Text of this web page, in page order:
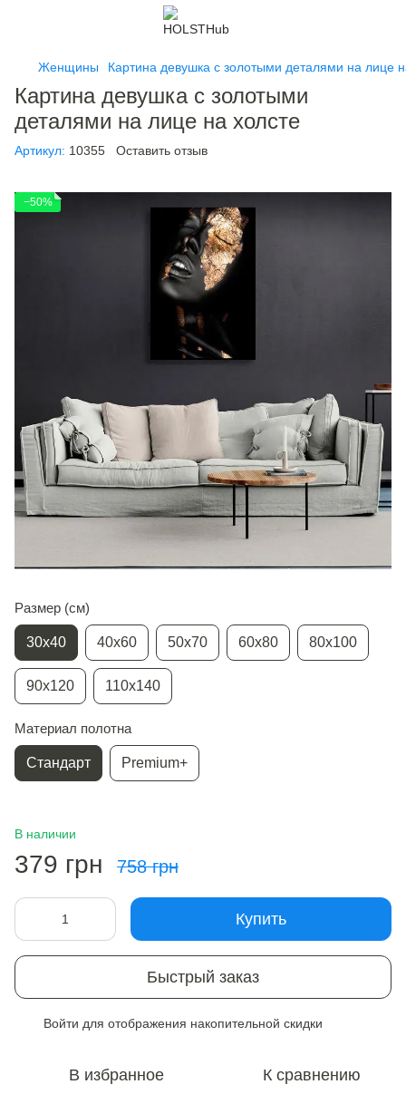
Женщины Картина девушка с золотыми деталями на лице
Картина девушка с золотыми
деталями на лице на холсте
Артикул: 10355 Оставить отзыв
−50%
Размер (см)
30х40 40х60 50х70 60х80 80х100
90х120 110х140
Материал полотна
Стандарт Premium+
В наличии
379 грн 758 грн
Купить
Быстрый заказ
Войти для отображения накопительной скидки
В избранное К сравнению